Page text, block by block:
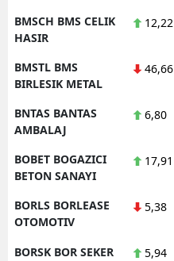
BMSCH BMS CELIK
HASIR
12,22
BMSTL BMS
BIRLESIK METAL
46,66
BNTAS BANTAS
AMBALAJ
6,80
BOBET BOGAZICI
BETON SANAYI
17,91
BORLS BORLEASE
OTOMOTIV
5,38
BORSK BOR SEKER 5,94